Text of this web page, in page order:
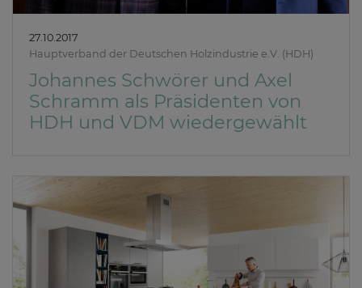
27.10.2017
Hauptverband der Deutschen Holzindustrie e.V. (HDH)
Johannes Schwörer und Axel
Schramm als Präsidenten von
HDH und VDM wiedergewählt